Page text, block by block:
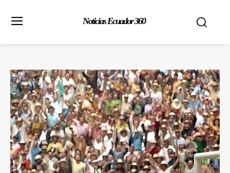
Noticias Ecuador 360